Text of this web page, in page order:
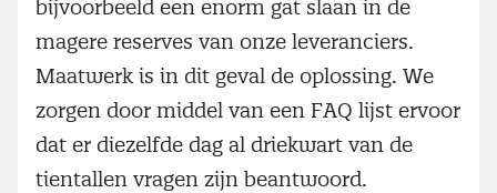
bijvoorbeeld een enorm gat slaan in de
magere reserves van onze leveranciers.
Maatwerk is in dit geval de oplossing. We
zorgen door middel van een FAQ lijst ervoor
dat er diezelfde dag al driekwart van de
tientallen vragen zijn beantwoord.